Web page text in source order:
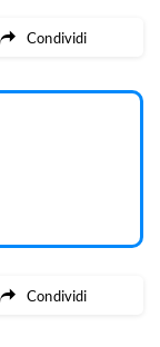
Condividi
Condividi